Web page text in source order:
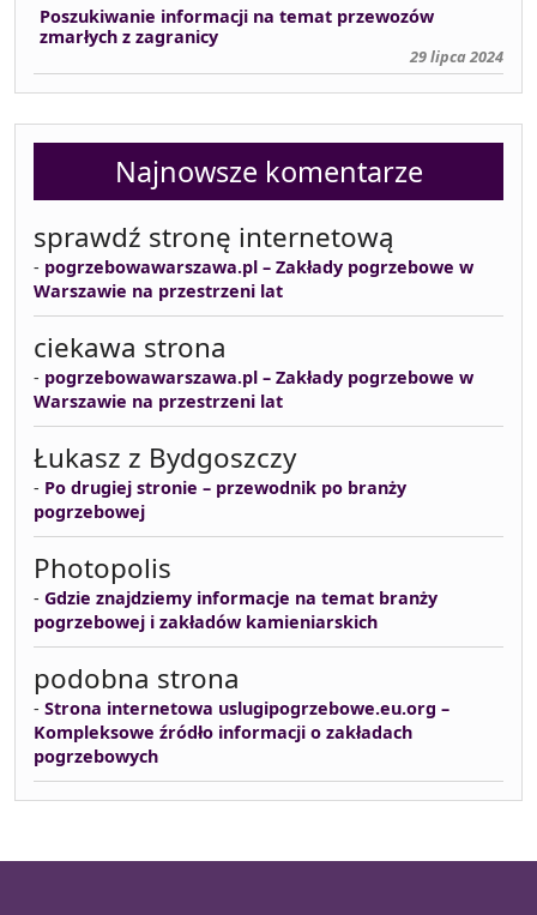
Poszukiwanie informacji na temat przewozów
zmarłych z zagranicy
29 lipca 2024
Najnowsze komentarze
sprawdź stronę internetową
- pogrzebowawarszawa.pl – Zakłady pogrzebowe w
Warszawie na przestrzeni lat
ciekawa strona
- pogrzebowawarszawa.pl – Zakłady pogrzebowe w
Warszawie na przestrzeni lat
Łukasz z Bydgoszczy
- Po drugiej stronie – przewodnik po branży
pogrzebowej
Photopolis
- Gdzie znajdziemy informacje na temat branży
pogrzebowej i zakładów kamieniarskich
podobna strona
- Strona internetowa uslugipogrzebowe.eu.org –
Kompleksowe źródło informacji o zakładach
pogrzebowych